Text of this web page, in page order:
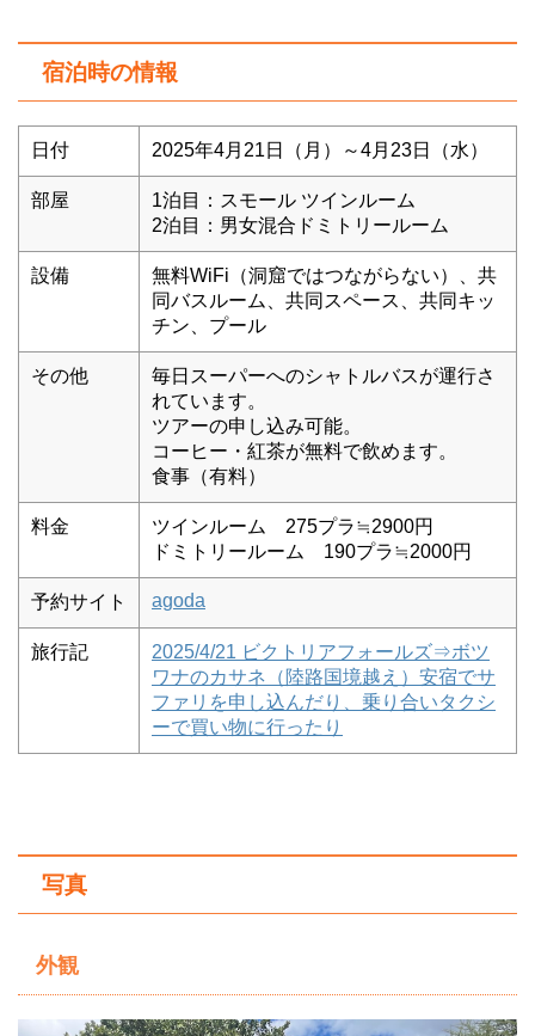
宿泊時の情報
日付 2025年4月21日（月）～4月23日（水）
部屋
1泊目：スモール ツインルーム
2泊目：男女混合ドミトリールーム
設備
無料WiFi（洞窟ではつながらない）、共
同バスルーム、共同スペース、共同キッ
チン、プール
その他
毎日スーパーへのシャトルバスが運行さ
れています。
ツアーの申し込み可能。
コーヒー・紅茶が無料で飲めます。
食事（有料）
料金
ツインルーム 275プラ≒2900円
ドミトリールーム 190プラ≒2000円
予約サイト agoda
旅行記
2025/4/21 ビクトリアフォールズ⇒ボツ
ワナのカサネ（陸路国境越え）安宿でサ
ファリを申し込んだり、乗り合いタクシ
ーで買い物に行ったり
写真
外観